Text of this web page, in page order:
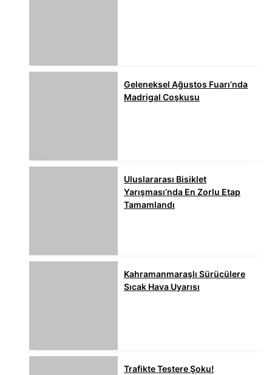
Geleneksel Ağustos Fuarı’nda
Madrigal Coşkusu
Uluslararası Bisiklet
Yarışması’nda En Zorlu Etap
Tamamlandı
Kahramanmaraşlı Sürücülere
Sıcak Hava Uyarısı
Trafikte Testere Şoku!